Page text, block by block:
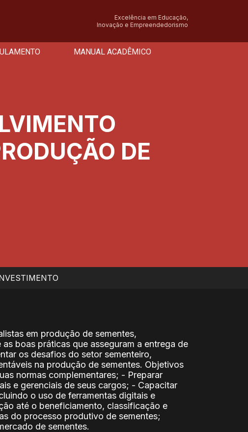
Excelência em Educação,
Inovação e Empreendedorismo
MANUAL ACADÊMICO
DE
em produção de sementes,
boas práticas que asseguram a entrega de
os desafios do setor sementeiro,
na produção de sementes. Objetivos
normas complementares; - Preparar
e gerenciais de seus cargos; - Capacitar
o uso de ferramentas digitais e
até o beneficiamento, classificação e
do processo produtivo de sementes;
de sementes.